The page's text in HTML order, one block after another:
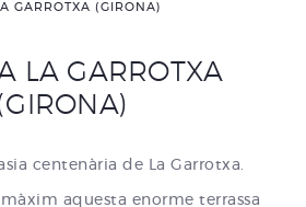
GARROTXA (GIRONA)
LA GARROTXA
centenària de La Garrotxa.
aquesta enorme terrassa